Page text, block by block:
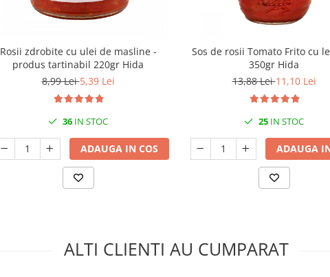
Rosii zdrobite cu ulei de masline -
produs tartinabil 220gr Hida
8,99 Lei5,39 Lei
36 IN STOC
ADAUGA IN COS
Sos de rosii Tomato Frito cu
350gr Hida
13,88 Lei11,10 Lei
25 IN STOC
ADAUGA
ALTI CLIENTI AU CUMPARAT